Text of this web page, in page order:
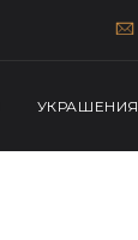
УКРАШЕНИЯ